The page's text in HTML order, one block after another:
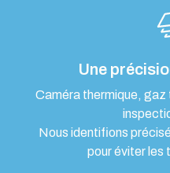
Une
Caméra thermique,
Nous identifions
pour éviter les